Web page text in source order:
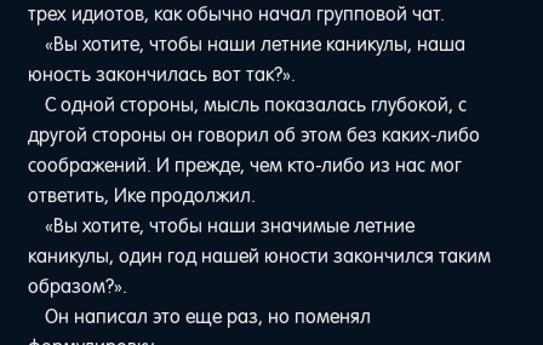
трех идиотов, как обычно начал групповой чат.
«Вы хотите, чтобы наши летние каникулы, наша
юность закончилась вот так?».
С одной стороны, мысль показалась глубокой, с
другой стороны он говорил об этом без каких-либо
соображений. И прежде, чем кто-либо из нас мог
ответить, Ике продолжил.
«Вы хотите, чтобы наши значимые летние
каникулы, один год нашей юности закончился таким
образом?».
Он написал это еще раз, но поменял